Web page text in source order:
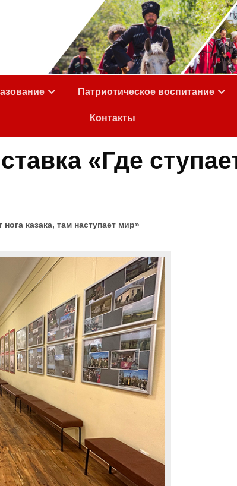
Патриотическое воспитание
Контакты
«Где
казака, там наступает мир»